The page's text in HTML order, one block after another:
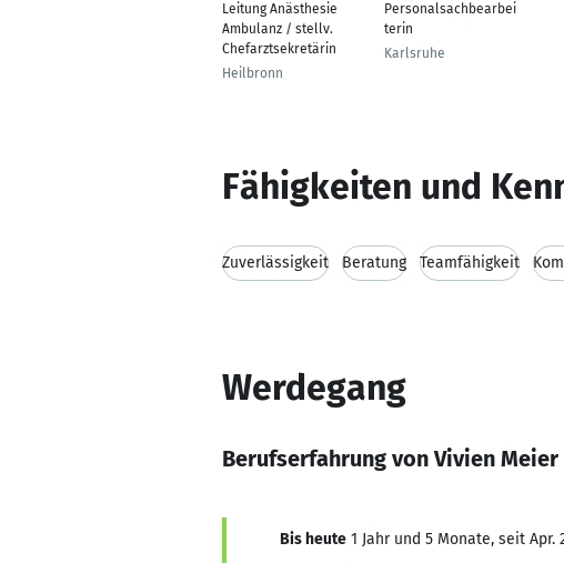
Leitung Anästhesie
Ambulanz / stellv.
Chefarztsekretärin
Heilbronn
Personalsachbearbei
terin
Karlsruhe
Fähigkeiten und
Zuverlässigkeit Beratung Teamfähigkeit
Werdegang
Berufserfahrung von Vivien Meier
Bis heute 1 Jahr und 5 Monate, seit Apr.